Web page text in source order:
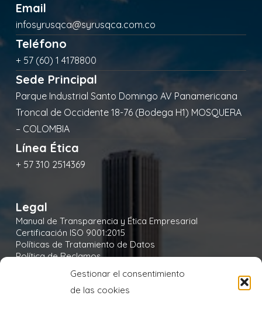
Gestionar el consentimiento
de las cookies
Email
infosyrusqca@syrusqca.com.co
Teléfono
+ 57 (60) 1 4178800
Sede Principal
Parque Industrial Santo Domingo AV Panamericana
Troncal de Occidente 18-76 (Bodega H1) MOSQUERA
– COLOMBIA
Línea Ética
+ 57 310 2514369
Legal
Manual de Transparencia y Ética Empresarial
Certificación ISO 9001:2015
Políticas de Tratamiento de Datos
Política de Reclamos
Política de Seguridad y Salud en el Trabajo
Política Integral y de Gestión de la Seguridad
Política Ambiental